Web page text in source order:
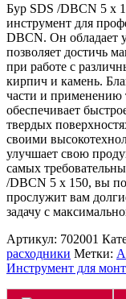
Бур SDS /DBCN 5 x
инструмент для
DBCN. Он обладает
позволяет достичь
при работе с
кирпич и камень.
части и применению
обеспечивает
твердых
своими
улучшает свою
самых
/DBCN 5 x 150, вы
прослужит вам
задачу с
Артикул: 702001
расходники Метки:
Инструмент для